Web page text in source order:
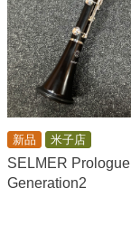
新品 米子店
SELMER
Generation2